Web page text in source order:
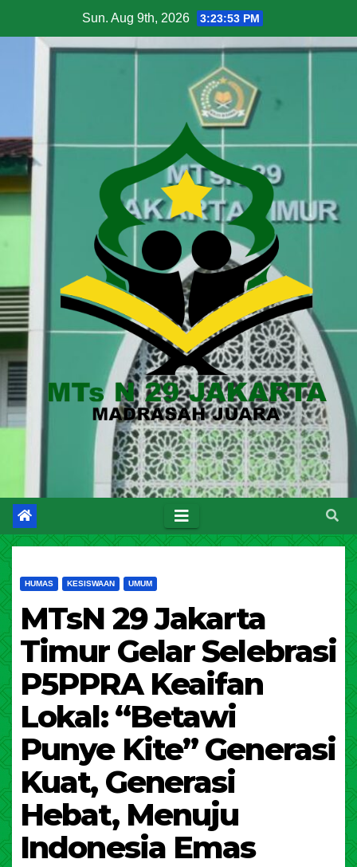
Sun. Aug 9th, 2026 3:23:55 PM
HUMAS KESISWAAN UMUM
MTsN 29 Jakarta
Timur Gelar Selebrasi
P5PPRA Keaifan
Lokal: “Betawi
Punye Kite” Generasi
Kuat, Generasi
Hebat, Menuju
Indonesia Emas